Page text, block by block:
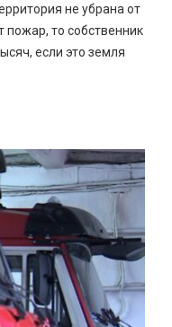
не убрана от
пожар, то собственник
если это земля